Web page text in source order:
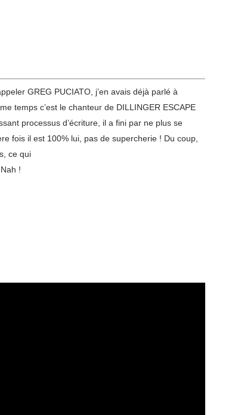
GREG PUCIATO, j’en avais déjà parlé à
temps c’est le chanteur de DILLINGER ESCAPE
processus d’écriture, il a fini par ne plus se
fois il est 100% lui, pas de supercherie ! Du coup,
ce qui
!